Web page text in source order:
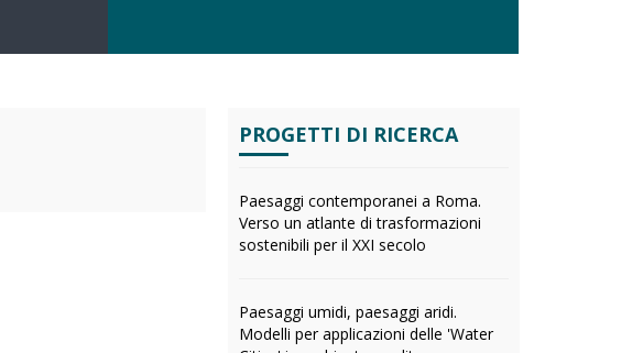
PROGETTI DI RICERCA
Paesaggi contemporanei a Roma.
Verso un atlante di trasformazioni
sostenibili per il XXI secolo
Paesaggi umidi, paesaggi aridi.
Modelli per applicazioni delle 'Water